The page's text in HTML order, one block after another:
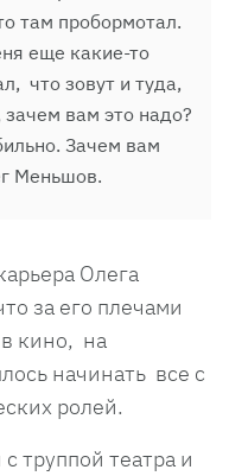
там пробормотал.
еще какие-то
что зовут и туда,
вам это надо?
Зачем вам
Меньшов.
Олега
за его плечами
кино, на
начинать все с
ролей.
труппой театра и